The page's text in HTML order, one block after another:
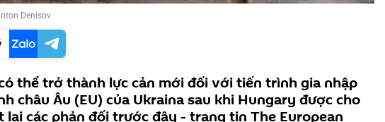
Denisov
thể trở thành lực cản mới đối với tiến trình gia nhập
châu Âu (EU) của Ukraina sau khi Hungary được cho
lại các phản đối trước đây - trang tin The European